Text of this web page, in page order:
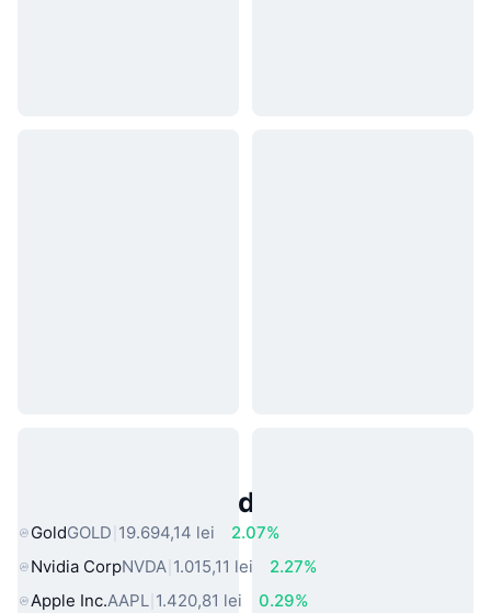
Active Populare din Lumea Reală
GoldGOLD 19.694,14 lei
2.07%
Nvidia CorpNVDA 1.015,11 lei
2.27%
Apple Inc.AAPL 1.420,81 lei
0.29%